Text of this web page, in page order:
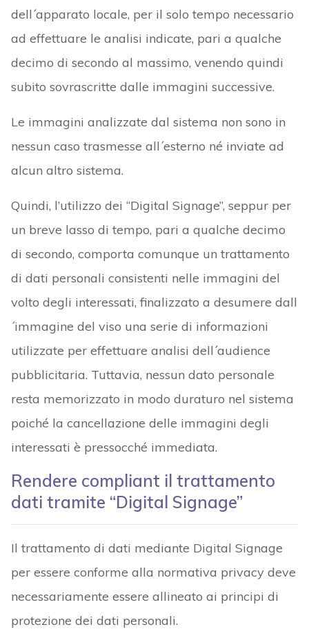
dell´apparato locale, per il solo tempo necessario
ad effettuare le analisi indicate, pari a qualche
decimo di secondo al massimo, venendo quindi
subito sovrascritte dalle immagini successive.
Le immagini analizzate dal sistema non sono in
nessun caso trasmesse all´esterno né inviate ad
alcun altro sistema.
Quindi, l’utilizzo dei “Digital Signage”, seppur per
un breve lasso di tempo, pari a qualche decimo
di secondo, comporta comunque un trattamento
di dati personali consistenti nelle immagini del
volto degli interessati, finalizzato a desumere dall
´immagine del viso una serie di informazioni
utilizzate per effettuare analisi dell´audience
pubblicitaria. Tuttavia, nessun dato personale
resta memorizzato in modo duraturo nel sistema
poiché la cancellazione delle immagini degli
interessati è pressocché immediata.
Rendere compliant il trattamento
dati tramite “Digital Signage”
Il trattamento di dati mediante Digital Signage
per essere conforme alla normativa privacy deve
necessariamente essere allineato ai principi di
protezione dei dati personali.